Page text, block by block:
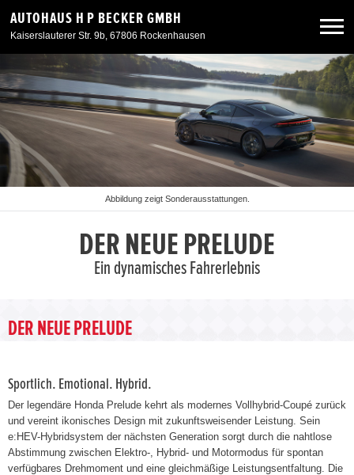
AUTOHAUS H P BECKER GMBH
Kaiserslauterer Str. 9b, 67806 Rockenhausen
Neuwagen
Gebrauchtwagen
Angebote
Abbildung zeigt Sonderausstattungen.
DER NEUE PRELUDE
Ein dynamisches Fahrerlebnis
DER NEUE PRELUDE
Sportlich. Emotional. Hybrid.
Der legendäre Honda Prelude kehrt als modernes Vollhybrid-Coupé zurück
und vereint ikonisches Design mit zukunftsweisender Leistung. Sein
e:HEV-Hybridsystem der nächsten Generation sorgt durch die nahtlose
Abstimmung zwischen Elektro-, Hybrid- und Motormodus für spontan
verfügbares Drehmoment und eine gleichmäßige Leistungsentfaltung. Die